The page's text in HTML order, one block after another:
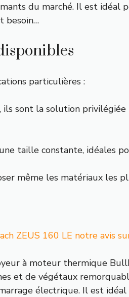
du marché. Il est idéal
besoin…
particulières :
sont la solution
taille constante, idéales
même les matériaux les
ZEUS 160 LE notre avis
à moteur thermique
et de végétaux
électrique. Il est